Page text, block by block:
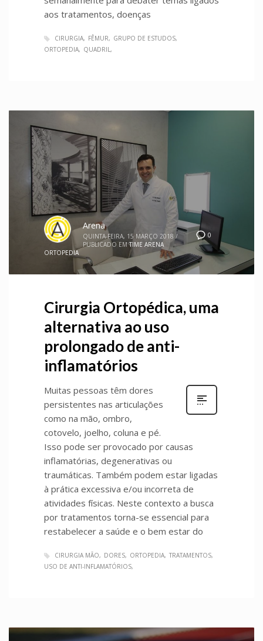
aos tratamentos, doenças
CIRURGIA FÊMUR
GRUPO DE ESTUDOS
ORTOPEDIA
QUADRIL
0
Arena
QUINTA-FEIRA, 15 MARÇO 2018 /
PUBLICADO EM TIME ARENA
ORTOPEDIA
Cirurgia Ortopédica, uma
alternativa ao uso
prolongado de anti-
inflamatórios
Muitas pessoas têm dores
persistentes nas articulações
como na mão, ombro,
cotovelo, joelho, coluna e pé.
Isso pode ser provocado por causas
inflamatórias, degenerativas ou
traumáticas. Também podem estar ligadas
à prática excessiva e/ou incorreta de
atividades físicas. Neste contexto a busca
por tratamentos torna-se essencial para
restabelecer a saúde e o bem estar do
CIRURGIA MÃO DORES ORTOPEDIA TRATAMENTOS
USO DE ANTI-INFLAMATÓRIOS